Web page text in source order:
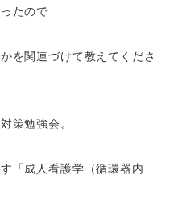
たので
を関連づけて教えてくださ
策勉強会。
「成人看護学（循環器内